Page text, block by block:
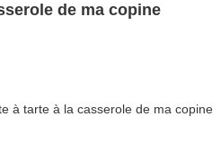
de ma copine